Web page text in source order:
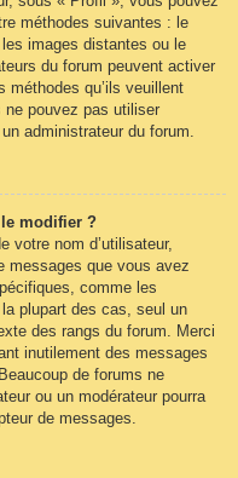
méthodes suivantes : le
images distantes ou le
du forum peuvent activer
méthodes qu’ils veuillent
pouvez pas utiliser
administrateur du forum.
modifier ?
votre nom d’utilisateur,
messages que vous avez
comme les
plupart des cas, seul un
des rangs du forum. Merci
inutilement des messages
de forums ne
ou un modérateur pourra
de messages.